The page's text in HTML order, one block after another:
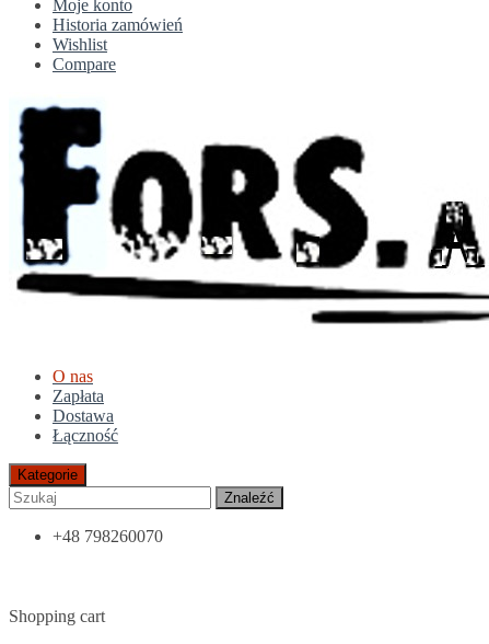
Moje konto
Historia zamówień
Wishlist
Compare
O nas
Zapłata
Dostawa
Łączność
Kategorie
Znaleźć
+48 798260070
Shopping cart